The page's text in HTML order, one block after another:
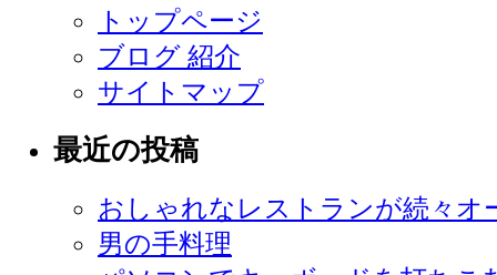
トップページ
ブログ 紹介
サイトマップ
最近の投稿
おしゃれなレストランが続々オ
男の手料理